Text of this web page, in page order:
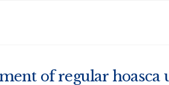
of regular hoasca